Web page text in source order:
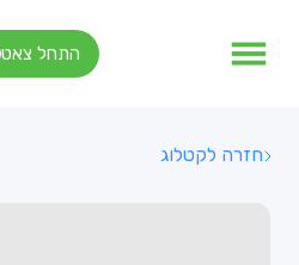
התחל צאט
חזרה לקטלוג